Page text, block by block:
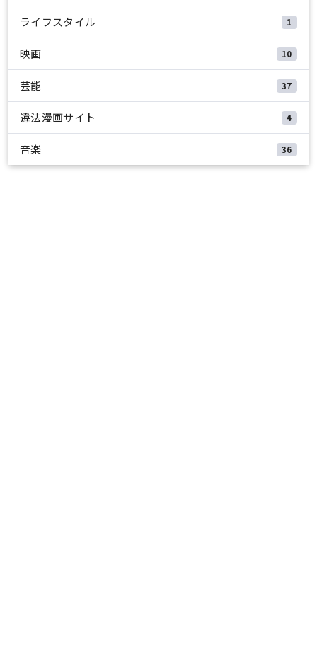
ライフスタイル 1
映画 10
芸能 37
違法漫画サイト 4
音楽 36